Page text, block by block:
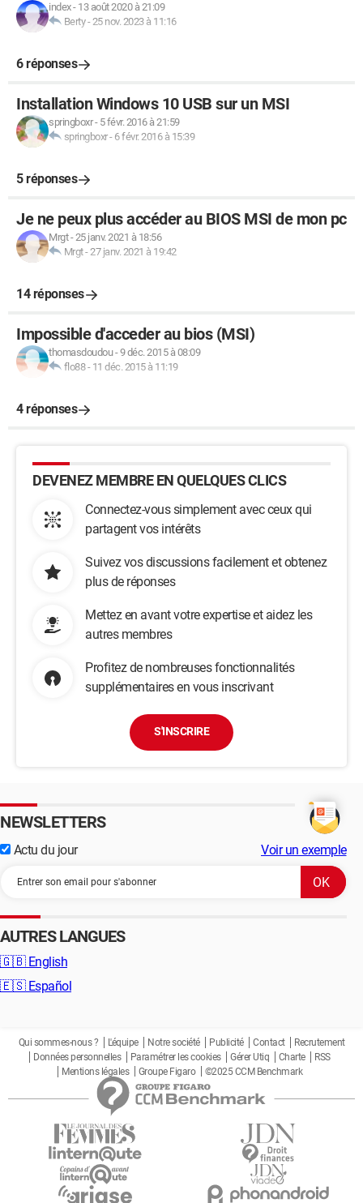
index- 13 août 2020 à 21:09
Berty-25 nov. 2023 à 11:16
6 réponses
Installation Windows 10 USB sur un MSI
springboxr- 5 févr. 2016 à 21:59
springboxr- 6 févr. 2016 à 15:39
5 réponses
Je ne peux plus accéder au BIOS MSI de mon pc
Mrgt-25 janv. 2021 à 18:56
Mrgt-27 janv. 2021 à 19:42
14 réponses
Impossible d'acceder au bios (MSI)
thomasdoudou-9 déc. 2015 à 08:09
flo88- 11 déc. 2015 à 11:19
4 réponses
DEVENEZ MEMBRE EN QUELQUES CLICS
Connectez-vous simplement avec ceux qui
partagent vos intérêts
Suivez vos discussions facilement et obtenez
plus de réponses
Mettez en avant votre expertise et aidez les
autres membres
Profitez de nombreuses fonctionnalités
supplémentaires en vous inscrivant
S'INSCRIRE
NEWSLETTERS
Actu du jour Voir un exemple
AUTRES LANGUES
🇬🇧 English
🇪🇸 Español
Qui sommes-nous ? L'équipe Notre société Publicité Contact
Recrutement
Données personnelles
Paramétrer les cookies Gérer Utiq Charte
RSS
Mentions légales
Groupe Figaro ©2025 CCM Benchmark